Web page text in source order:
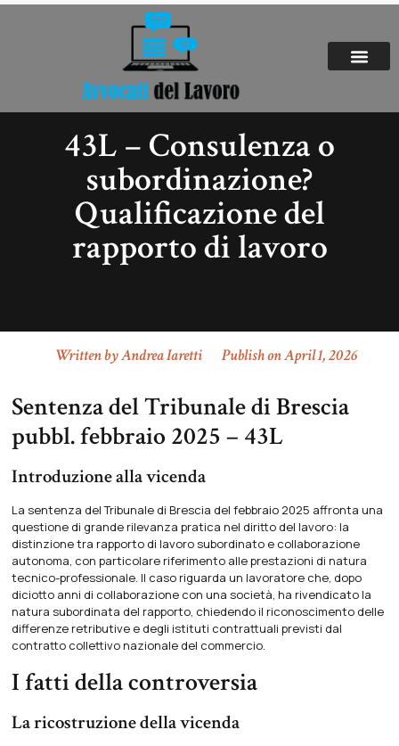
43L – Consulenza o
subordinazione?
Qualificazione del
rapporto di lavoro
Written byAndrea Iaretti Publish onApril 1, 2026
Sentenza del Tribunale di Brescia
pubbl. febbraio 2025 – 43L
Introduzione alla vicenda
La sentenza del Tribunale di Brescia del febbraio 2025 affronta una
questione di grande rilevanza pratica nel diritto del lavoro: la
distinzione tra rapporto di lavoro subordinato e collaborazione
autonoma, con particolare riferimento alle prestazioni di natura
tecnico-professionale. Il caso riguarda un lavoratore che, dopo
diciotto anni di collaborazione con una società, ha rivendicato la
natura subordinata del rapporto, chiedendo il riconoscimento delle
differenze retributive e degli istituti contrattuali previsti dal
contratto collettivo nazionale del commercio.
I fatti della controversia
La ricostruzione della vicenda